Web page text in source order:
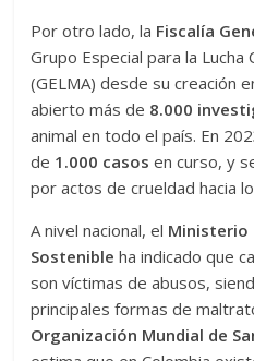
Por otro lado, la Fiscalía
Grupo Especial para la
(GELMA) desde su creación
abierto más de 8.000
animal en todo el país. En
de 1.000 casos en curso, y
por actos de crueldad hacia
A nivel nacional, el Ministerio
Sostenible ha indicado que
son víctimas de abusos,
principales formas de
Organización Mundial de